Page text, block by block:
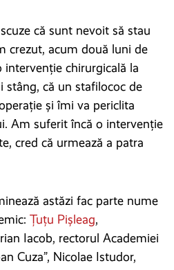
că sunt nevoit să stau
crezut, acum două luni de
chirurgicală la
stâng, că un stafilococ de
și îmi va periclita
Am suferit încă o intervenție
cred că urmează a patra
astăzi fac parte nume
Țuțu Pișleag,
Iacob, rectorul Academiei
Cuza”, Nicolae Istudor,